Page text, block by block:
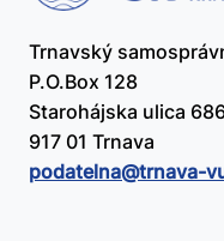
Trnavský
P.O.Box 128
Starohájska ulica
917 01 Trnava
podatelna@​trnava-